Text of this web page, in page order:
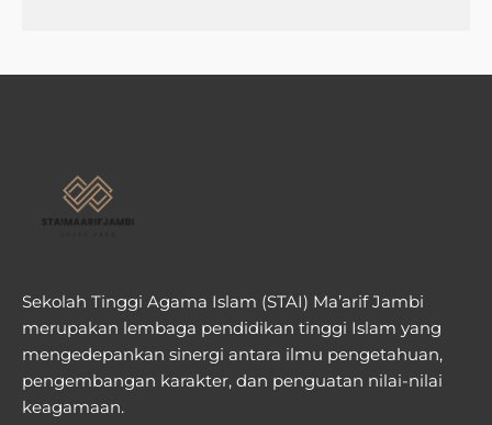
Sekolah Tinggi Agama Islam (STAI) Ma’arif Jambi
merupakan lembaga pendidikan tinggi Islam yang
mengedepankan sinergi antara ilmu pengetahuan,
pengembangan karakter, dan penguatan nilai-nilai
keagamaan.